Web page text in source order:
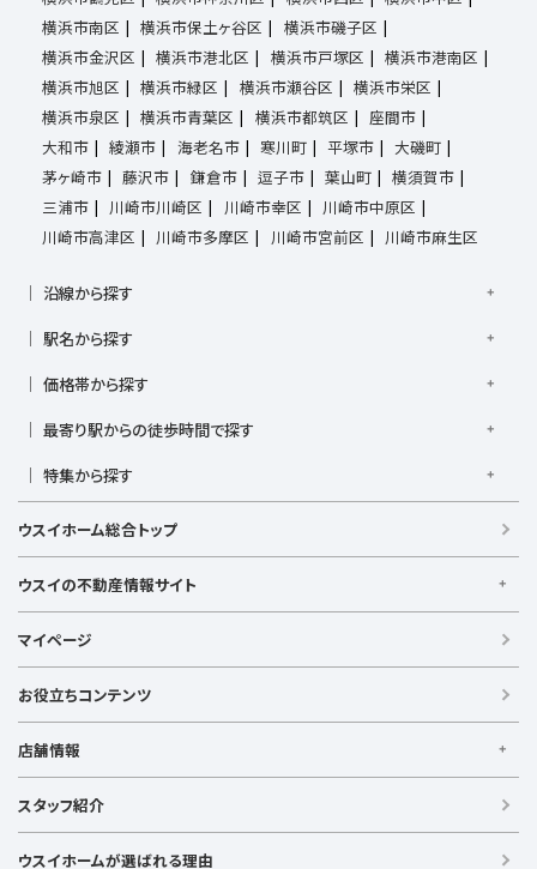
横浜市南区
横浜市保土ヶ谷区
横浜市磯子区
横浜市金沢区
横浜市港北区 横浜市戸塚区
横浜市港南区
横浜市旭区
横浜市緑区 横浜市瀬谷区
横浜市栄区
横浜市泉区
横浜市青葉区 横浜市都筑区
座間市
大和市
綾瀬市 海老名市 寒川町 平塚市
大磯町
茅ヶ崎市
藤沢市 鎌倉市 逗子市 葉山町
横須賀市
三浦市
川崎市川崎区 川崎市幸区
川崎市中原区
川崎市高津区
川崎市多摩区 川崎市宮前区 川崎市麻生区
沿線から探す
横須賀線
湘南新宿ライン高海
小田急江ノ島線
ブルーライン
みなとみらい線
相鉄いずみ野線
相模鉄道新横浜線
江ノ島電鉄
湘南モノレール
駅名から探す
上大岡駅
鴨居駅
港南台駅
小机駅 桜木町駅
根岸駅
平塚駅
横須賀中央駅
横浜駅
価格帯から探す
4,000万円台
5,000万円台
8,000万円台
最寄り駅からの徒歩時間で探す
駅徒歩7分以内
駅徒歩20分以内
駅徒歩21分以上
特集から探す
日当たり良好
ファミリー向け
南向き・南道路の
LDK15畳以上
海が見える
ウスイホーム総合トップ
ウスイの不動産情報サイト
賃貸住宅
事業用賃貸
【買う】
新築戸建て
マイページ
お役立ちコンテンツ
店舗情報
【横浜エリア】
金沢文庫店
上大岡店 戸塚店 新横浜店
港北ニュータウン店
スタッフ紹介
ウスイホームが選ばれる理由